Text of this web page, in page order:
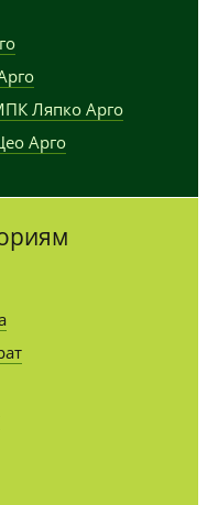
Ляпко Арго
Арго